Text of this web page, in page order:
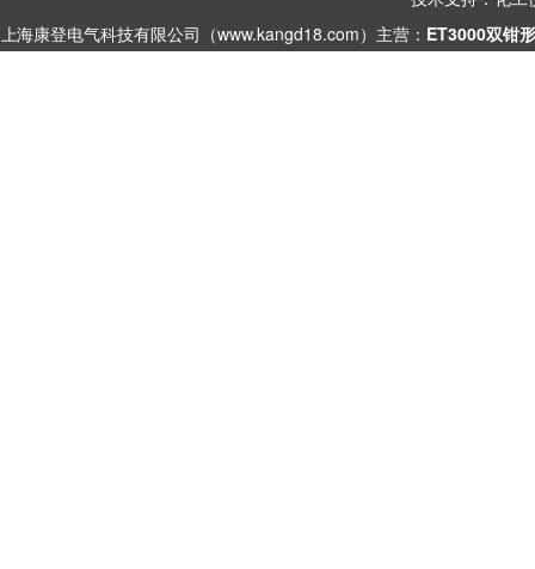
上海康登电气科技有限公司（www.kangd18.com）主营： ET3000双钳